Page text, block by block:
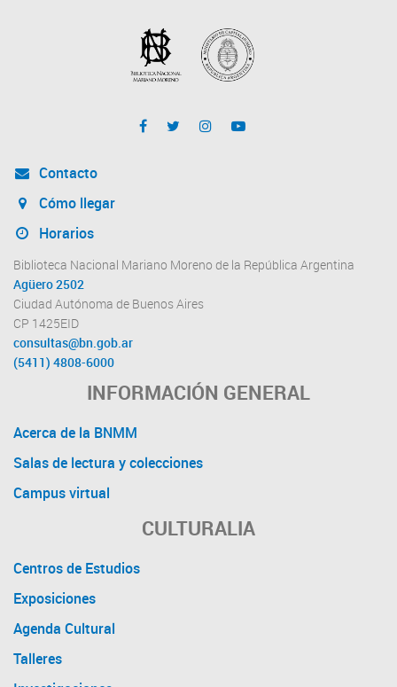
Contacto
Cómo llegar
Horarios
Biblioteca Nacional Mariano Moreno de la República Argentina
Agüero 2502
Ciudad Autónoma de Buenos Aires
CP 1425EID
consultas@bn.gob.ar
(5411) 4808-6000
INFORMACIÓN GENERAL
Acerca de la BNMM
Salas de lectura y colecciones
Campus virtual
CULTURALIA
Centros de Estudios
Exposiciones
Agenda Cultural
Talleres